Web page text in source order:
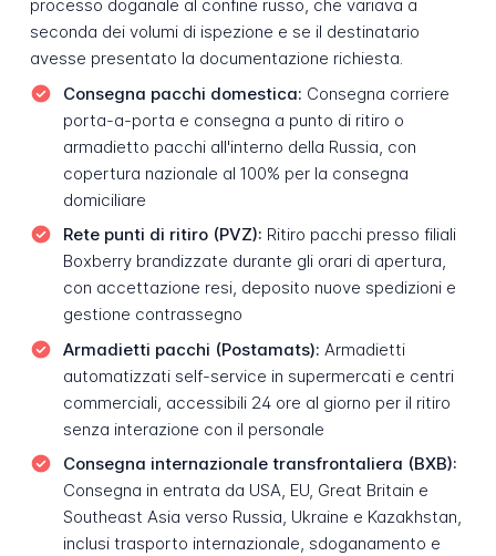
processo doganale al confine russo, che variava a
seconda dei volumi di ispezione e se il destinatario
avesse presentato la documentazione richiesta.
Consegna pacchi domestica: Consegna corriere
porta-a-porta e consegna a punto di ritiro o
armadietto pacchi all'interno della Russia, con
copertura nazionale al 100% per la consegna
domiciliare
Rete punti di ritiro (PVZ): Ritiro pacchi presso filiali
Boxberry brandizzate durante gli orari di apertura,
con accettazione resi, deposito nuove spedizioni e
gestione contrassegno
Armadietti pacchi (Postamats): Armadietti
automatizzati self-service in supermercati e centri
commerciali, accessibili 24 ore al giorno per il ritiro
senza interazione con il personale
Consegna internazionale transfrontaliera (BXB):
Consegna in entrata da USA, EU, Great Britain e
Southeast Asia verso Russia, Ukraine e Kazakhstan,
inclusi trasporto internazionale, sdoganamento e